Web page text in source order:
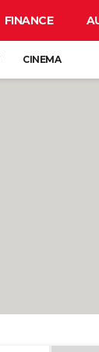
FINANCE
CINEMA